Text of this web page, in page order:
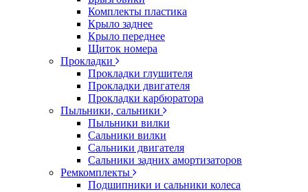
Комплекты пластика
Крыло заднее
Крыло переднее
Щиток номера
Прокладки
Прокладки глушителя
Прокладки двигателя
Прокладки карбюратора
Пыльники, сальники
Пыльники вилки
Сальники вилки
Сальники двигателя
Сальники задних амортизаторов
Ремкомплекты
Подшипники и сальники колеса